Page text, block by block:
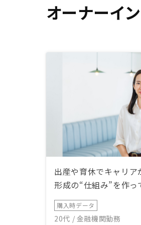
オーナーイ
出産や育休でキャリ
形成の“仕組み”を作っ
購入時データ
20代 / 金融機関勤務